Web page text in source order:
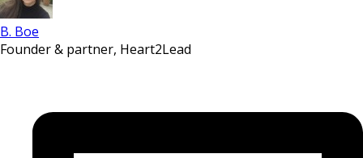
B. Boe
Founder & partner, Heart2Lead